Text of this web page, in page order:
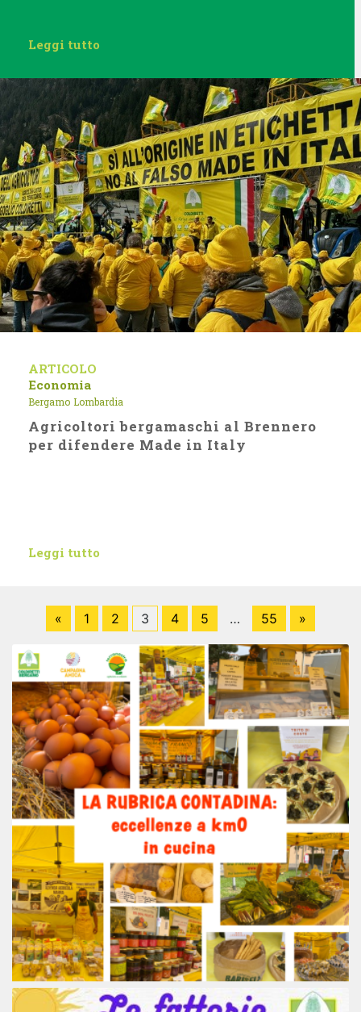
Leggi tutto
ARTICOLO
Economia
Bergamo Lombardia
Agricoltori bergamaschi al Brennero
per difendere Made in Italy
Leggi tutto
« 1 2 3 4 5 … 55 »